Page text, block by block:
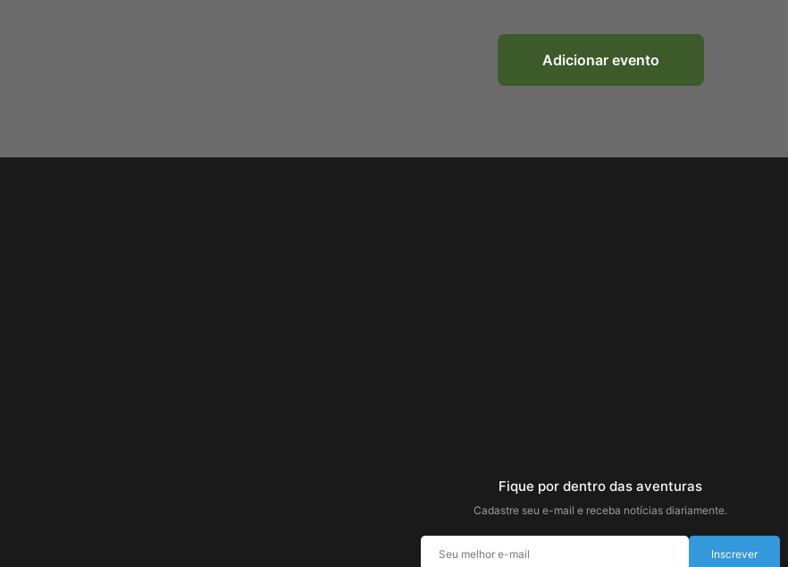
Adicionar evento
Fique por dentro das aventuras
Cadastre seu e-mail e receba notícias diariamente.
Inscrever